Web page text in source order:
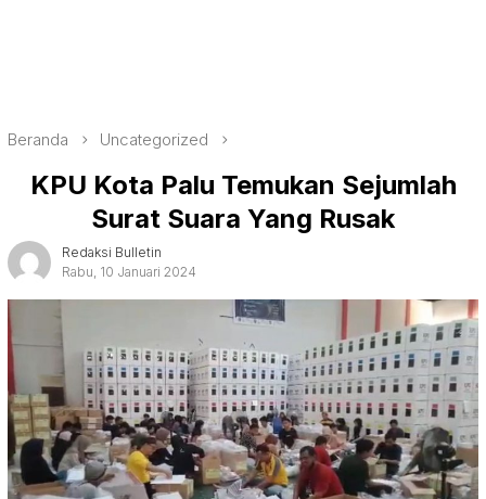
Beranda Uncategorized
KPU Kota Palu Temukan Sejumlah
Surat Suara Yang Rusak
Redaksi Bulletin
Rabu, 10 Januari 2024